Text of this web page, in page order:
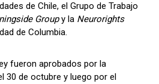
de Chile, el Grupo de Trabajo
Groupy la Neurorights
de Columbia.
fueron aprobados por la
30 de octubre y luego por el